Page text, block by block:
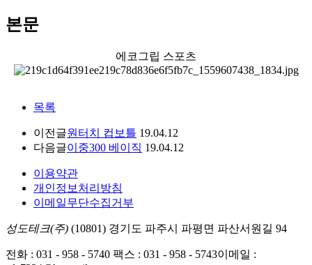
본문
에코그립 스포츠
목록
이전글원터치 컵보틀 19.04.12
다음글이중300 베이직 19.04.12
이용약관
개인정보처리방침
이메일무단수집거부
성도테크(주) (10801) 경기도 파주시 파평면 파산서원길 94
전화 : 031 - 958 - 5740 팩스 : 031 - 958 - 5743이메일 :